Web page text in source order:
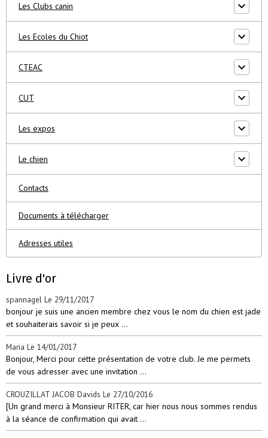
Les Clubs canin
Les Ecoles du Chiot
CTEAC
CUT
Les expos
Le chien
Contacts
Documents à télécharger
Adresses utiles
Livre d'or
spannagel Le 29/11/2017
bonjour je suis une ancien membre chez vous le nom du chien est jade
et souhaiterais savoir si je peux ...
Maria Le 14/01/2017
Bonjour, Merci pour cette présentation de votre club. Je me permets
de vous adresser avec une invitation ...
CROUZILLAT JACOB Davids Le 27/10/2016
[Un grand merci à Monsieur RITER, car hier nous nous sommes rendus
à la séance de confirmation qui avait ...